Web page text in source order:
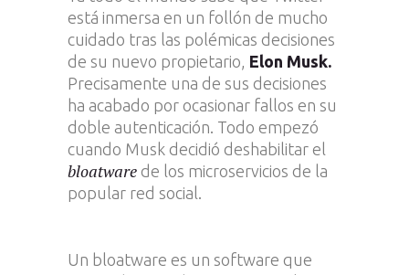
está inmersa en un follón de mucho
cuidado tras las polémicas decisiones
de su nuevo propietario, Elon Musk.
Precisamente una de sus decisiones
ha acabado por ocasionar fallos en su
doble autenticación. Todo empezó
cuando Musk decidió deshabilitar el
bloatware de los microservicios de la
popular red social.
Un bloatware es un software que